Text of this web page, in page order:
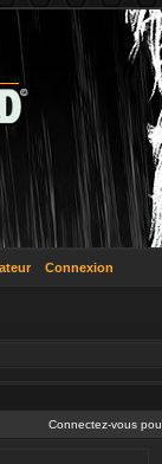
Connexion
Connectez-vous